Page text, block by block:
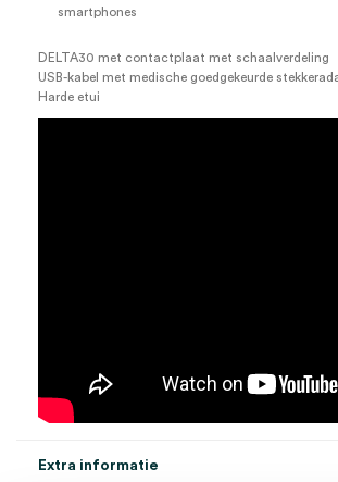
smartphones
DELTA30 met contactplaat met schaalverdeling
USB-kabel met medische goedgekeurde
Harde etui
Extra informatie